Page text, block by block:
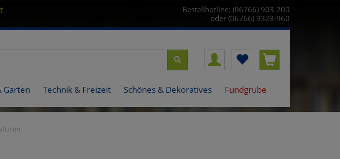
Bestellhotline: (06766) 903-200
oder (06766) 9323-960
Garten Technik & Freizeit Schönes & Dekoratives Fundgrube